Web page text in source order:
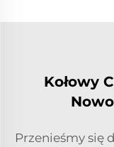
Kołowy
Przenieśmy się